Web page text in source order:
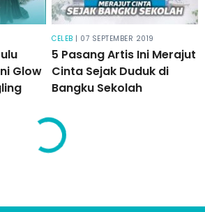
Glow
CELEB | 07 SEPTEMBER 2019
5 Pasang Artis Ini Merajut
Cinta Sejak Duduk di
Bangku Sekolah